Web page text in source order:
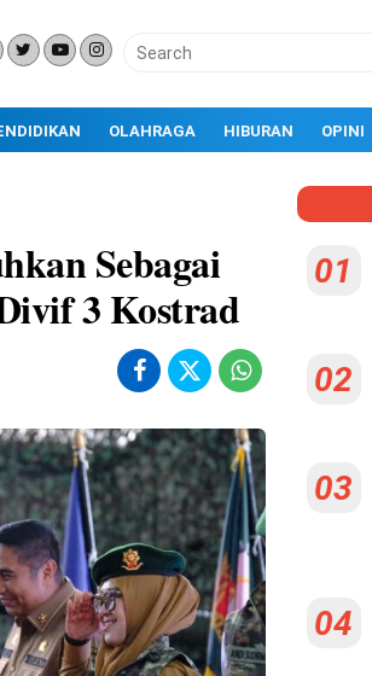
OLAHRAGA HIBURAN OPINI
Sebagai
3 Kostrad
01
02
03
04